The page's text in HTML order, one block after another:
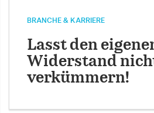
BRANCHE & KARRIERE
Lasst den
Widerstand
verkümmern!